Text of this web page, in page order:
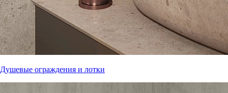
Душевые ограждения и лотки